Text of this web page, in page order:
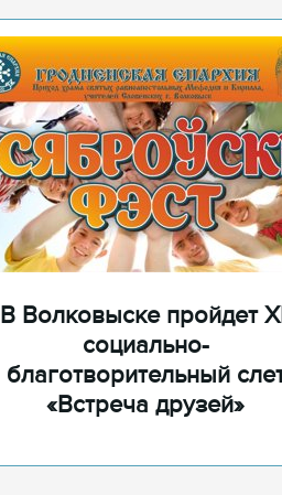
В Волковыске пройдет
социально-
благотворительный
«Встреча друзей»